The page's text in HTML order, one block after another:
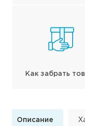
Как забрать
Описание